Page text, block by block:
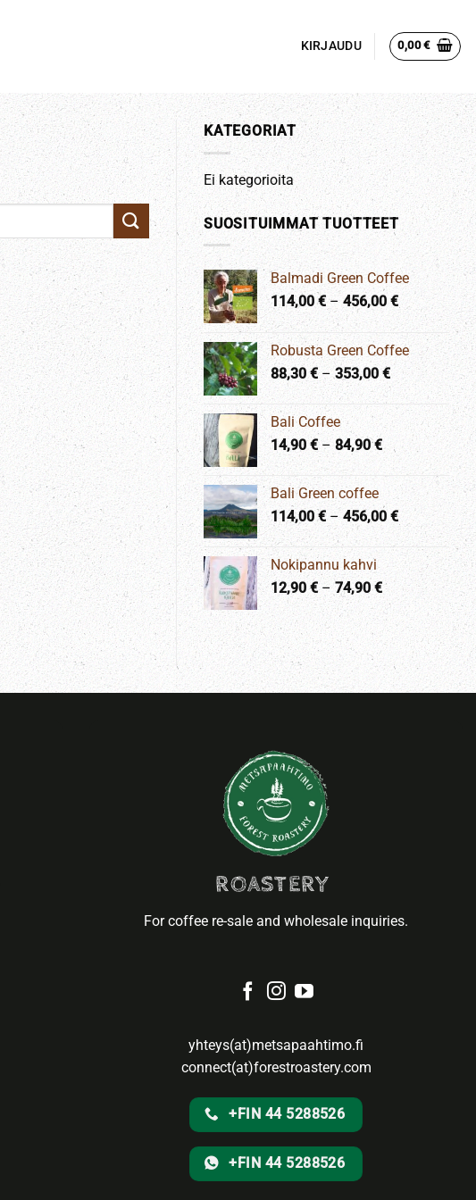
KIRJAUDU 0,00€
KATEGORIAT
Ei kategorioita
SUOSITUIMMAT TUOTTEET
Balmadi Green Coffee
114,00€ – 456,00 €Hintaluokka:
114,00 €
456,00 €
Robusta Green Coffee
88,30€ – 353,00 €Hintaluokka:
88,30 €
-
353,00 €
Bali Coffee
14,90 € – 84,90€Hintaluokka:
14,90 €
84,90 €
Bali Green coffee
114,00€ – 456,00 €Hintaluokka:
114,00 €
456,00 €
Nokipannu kahvi
12,90€ – 74,90€Hintaluokka:
12,90 €
74,90 €
ROASTERY
For coffee re-sale and wholesale inquiries.
yhteys(at)metsapaahtimo.fi
connect(at)forestroastery.com
+FIN 44 5288526
+FIN 44 5288526